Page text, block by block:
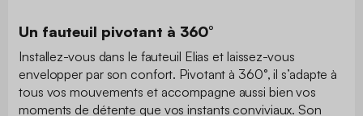
Un fauteuil pivotant à 360°
Installez-vous dans le fauteuil Elias et laissez-vous
envelopper par son confort. Pivotant à 360°, il s’adapte à
tous vos mouvements et accompagne aussi bien vos
moments de détente que vos instants conviviaux. Son